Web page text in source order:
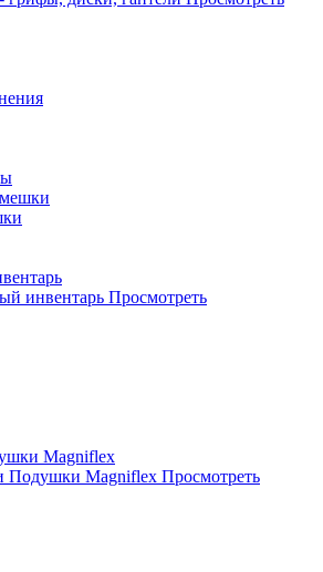
инвентарь Просмотреть
Magniflex
Подушки Magniflex Просмотреть